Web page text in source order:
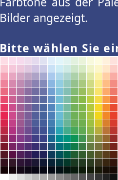
Bilder angezeigt.
Bitte wählen Sie